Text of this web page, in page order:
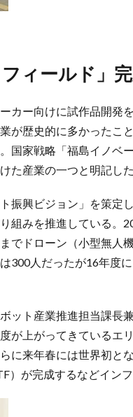
フィールド」
カー向けに試作品開発
が歴史的に多かったこ
国家戦略「福島イノベ
た産業の一つと明記した
振興ビジョン」を策定
組みを推進している。
でドローン（小型無人
300人だったが16年度
ット産業推進担当課長
が上がってきているエ
に来年春には世界初と
）が完成するなどイン